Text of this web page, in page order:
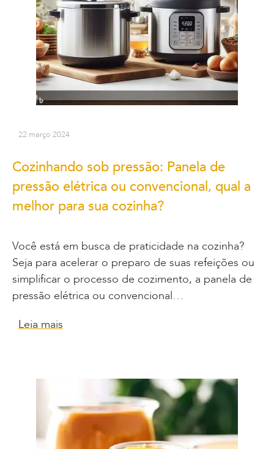
22 março 2024
Cozinhando sob pressão: Panela de
pressão elétrica ou convencional, qual a
melhor para sua cozinha?
Você está em busca de praticidade na cozinha?
Seja para acelerar o preparo de suas refeições ou
simplificar o processo de cozimento, a panela de
pressão elétrica ou convencional…
Leia mais